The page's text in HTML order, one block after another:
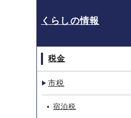
くらしの情報
税金
市税
宿泊税